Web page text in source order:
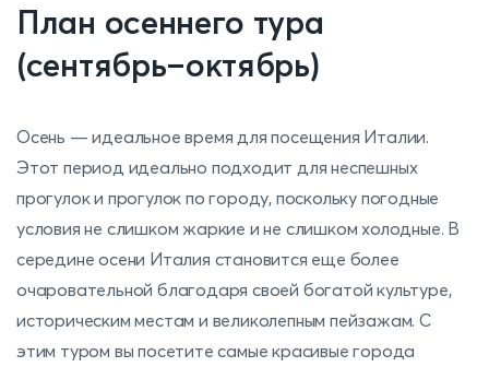
План осеннего тура
(сентябрь–октябрь)
Осень — идеальное время для посещения Италии.
Этот период идеально подходит для неспешных
прогулок и прогулок по городу, поскольку погодные
условия не слишком жаркие и не слишком холодные. В
середине осени Италия становится еще более
очаровательной благодаря своей богатой культуре,
историческим местам и великолепным пейзажам. С
этим туром вы посетите самые красивые города